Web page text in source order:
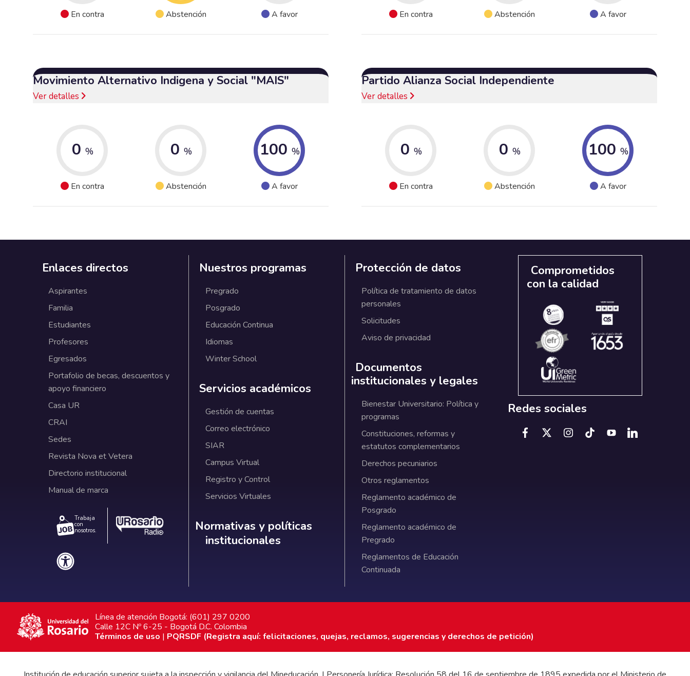
En contra Abstención A favor En contra Abstención A favor
Movimiento Alternativo Indigena y Social "MAIS"
Ver detalles
0 %
En contra
0 %
Abstención
100 %
A favor
Partido Alianza Social Independiente
Ver detalles
0 %
En contra
0 %
Abstención
100 %
A favor
Enlaces directos
Aspirantes
Familia
Estudiantes
Profesores
Egresados
Portafolio de becas, descuentos y
apoyo financiero
Casa UR
CRAI
Sedes
Revista Nova et Vetera
Directorio institucional
Manual de marca
Trabaja
con
nosotros.
Nuestros programas
Pregrado
Posgrado
Educación Continua
Idiomas
Winter School
Servicios académicos
Gestión de cuentas
Correo electrónico
SIAR
Campus Virtual
Registro y Control
Servicios Virtuales
Normativas y políticas institucionales
Normativas y políticas
institucionales
Protección de datos
Política de tratamiento de datos
personales
Solicitudes
Aviso de privacidad
Documentos
institucionales y legales
Bienestar Universitario: Política y
programas
Constituciones, reformas y
estatutos complementarios
Derechos pecuniarios
Otros reglamentos
Reglamento académico de
Posgrado
Reglamento académico de
Pregrado
Reglamentos de Educación
Continuada
Comprometidos
con la calidad
Redes sociales
Línea de atención Bogotá: (601) 297 0200
Calle 12C Nº 6-25 - Bogotá D.C. Colombia
Términos de uso | PQRSDF (Registra aquí: felicitaciones, quejas, reclamos, sugerencias y derechos de petición)